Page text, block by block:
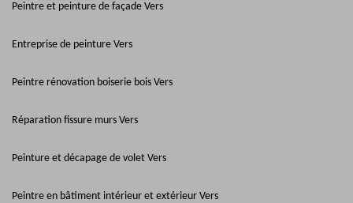
Peintre et peinture de façade Vers
Entreprise de peinture Vers
Peintre rénovation boiserie bois Vers
Réparation fissure murs Vers
Peinture et décapage de volet Vers
Peintre en bâtiment intérieur et extérieur Vers